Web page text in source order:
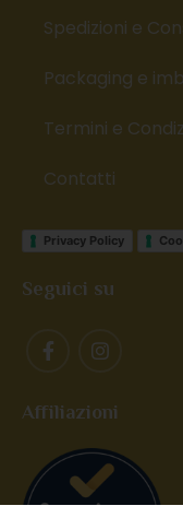
Spedizioni e
Packaging e
Termini e
Contatti
Privacy Policy
Seguici su
Affiliazioni